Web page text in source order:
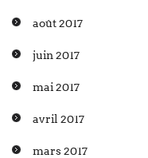
août 2017
juin 2017
mai 2017
avril 2017
mars 2017